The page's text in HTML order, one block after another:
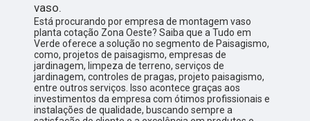
vaso.
Está procurando por empresa de montagem vaso
planta cotação Zona Oeste? Saiba que a Tudo em
Verde oferece a solução no segmento de Paisagismo,
como, projetos de paisagismo, empresas de
jardinagem, limpeza de terreno, serviços de
jardinagem, controles de pragas, projeto paisagismo,
entre outros serviços. Isso acontece graças aos
investimentos da empresa com ótimos profissionais e
instalações de qualidade, buscando sempre a